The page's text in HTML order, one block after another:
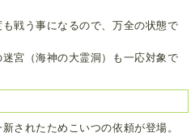
戦う事になるので、万全の状態で
宮（海神の大霊洞）も一応対象で
されたためこいつの依頼が登場。